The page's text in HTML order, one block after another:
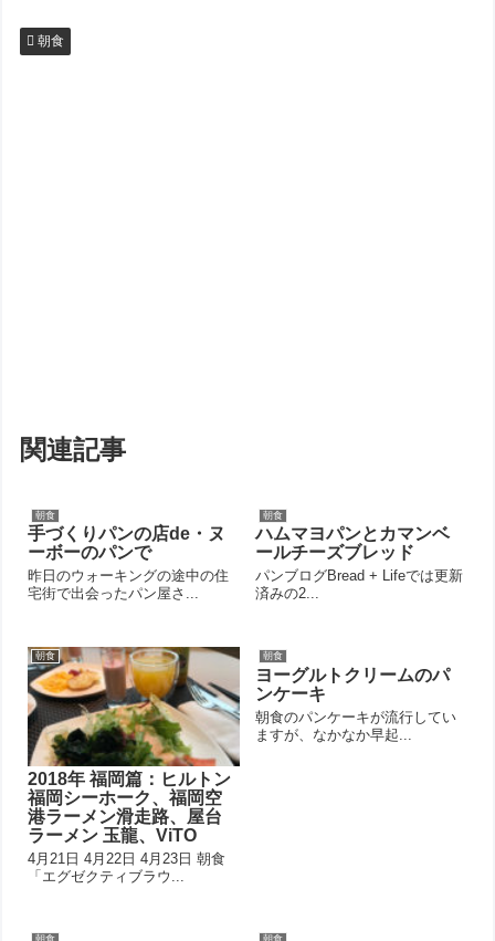
朝食
関連記事
朝食
手づくりパンの店de・ヌ
ーボーのパンで
昨日のウォーキングの途中の住
宅街で出会ったパン屋さ...
朝食
ハムマヨパンとカマンベ
ールチーズブレッド
パンブログBread + Lifeでは更新
済みの2...
朝食
2018年 福岡篇：ヒルトン
福岡シーホーク、福岡空
港ラーメン滑走路、屋台
ラーメン 玉龍、ViTO
4月21日 4月22日 4月23日 朝食
「エグゼクティブラウ...
朝食
ヨーグルトクリームのパ
ンケーキ
朝食のパンケーキが流行してい
ますが、なかなか早起...
朝食 朝食